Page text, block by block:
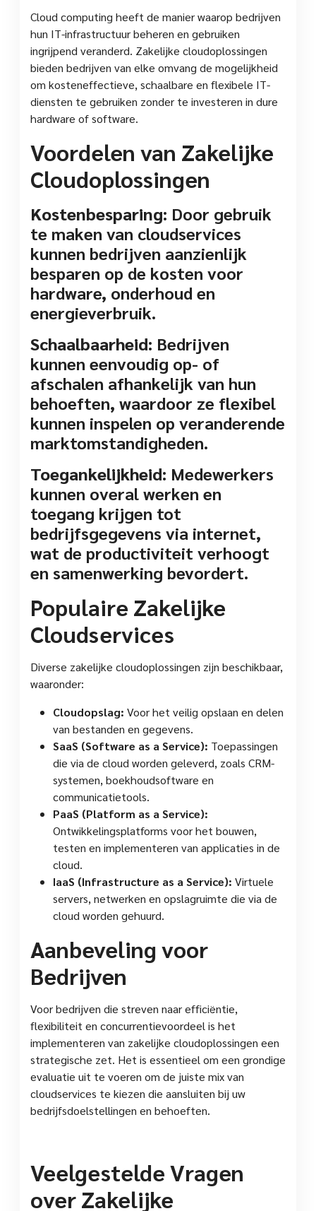
Cloud computing heeft de manier waarop bedrijven
hun IT-infrastructuur beheren en gebruiken
ingrijpend veranderd. Zakelijke cloudoplossingen
bieden bedrijven van elke omvang de mogelijkheid
om kosteneffectieve, schaalbare en flexibele IT-
diensten te gebruiken zonder te investeren in dure
hardware of software.
Voordelen van Zakelijke
Cloudoplossingen
Kostenbesparing: Door gebruik
te maken van cloudservices
kunnen bedrijven aanzienlijk
besparen op de kosten voor
hardware, onderhoud en
energieverbruik.
Schaalbaarheid: Bedrijven
kunnen eenvoudig op- of
afschalen afhankelijk van hun
behoeften, waardoor ze flexibel
kunnen inspelen op veranderende
marktomstandigheden.
Toegankelijkheid: Medewerkers
kunnen overal werken en
toegang krijgen tot
bedrijfsgegevens via internet,
wat de productiviteit verhoogt
en samenwerking bevordert.
Populaire Zakelijke
Cloudservices
Diverse zakelijke cloudoplossingen zijn beschikbaar,
waaronder:
Cloudopslag: Voor het veilig opslaan en delen
van bestanden en gegevens.
SaaS (Software as a Service): Toepassingen
die via de cloud worden geleverd, zoals CRM-
systemen, boekhoudsoftware en
communicatietools.
PaaS (Platform as a Service):
Ontwikkelingsplatforms voor het bouwen,
testen en implementeren van applicaties in de
cloud.
IaaS (Infrastructure as a Service): Virtuele
servers, netwerken en opslagruimte die via de
cloud worden gehuurd.
Aanbeveling voor
Bedrijven
Voor bedrijven die streven naar efficiëntie,
flexibiliteit en concurrentievoordeel is het
implementeren van zakelijke cloudoplossingen een
strategische zet. Het is essentieel om een grondige
evaluatie uit te voeren om de juiste mix van
cloudservices te kiezen die aansluiten bij uw
bedrijfsdoelstellingen en behoeften.
Veelgestelde Vragen
over Zakelijke